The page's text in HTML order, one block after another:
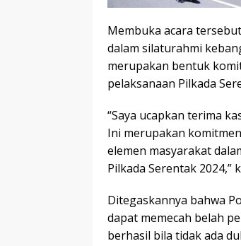
Membuka acara
dalam silaturahmi
merupakan bentuk
pelaksanaan Pilkada
“Saya ucapkan terima
Ini merupakan
elemen masyarakat
Pilkada Serentak 2024,”
Ditegaskannya bahwa
dapat memecah belah
berhasil bila tidak ada